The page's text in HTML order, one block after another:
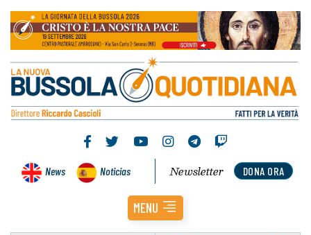
News Noticias DONA ORA
Newsletter
MENU